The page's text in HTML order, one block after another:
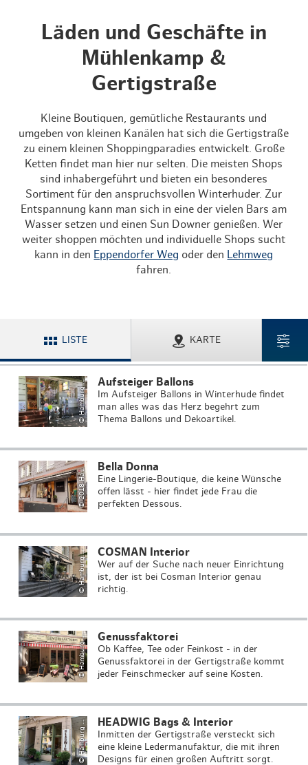
Läden und Geschäfte in
Mühlenkamp &
Gertigstraße
Kleine Boutiquen, gemütliche Restaurants und
umgeben von kleinen Kanälen hat sich die Gertigstraße
zu einem kleinen Shoppingparadies entwickelt. Große
Ketten findet man hier nur selten. Die meisten Shops
sind inhabergeführt und bieten ein besonderes
Sortiment für den anspruchsvollen Winterhuder. Zur
Entspannung kann man sich in eine der vielen Bars am
Wasser setzen und einen Sun Downer genießen. Wer
weiter shoppen möchten und individuelle Shops sucht
kann in den Eppendorfer Weg oder den
Lehmweg
fahren.
LISTE KARTE
©
H
a
m
b
u
r
g
T
o
u
ri
s
m
u
s
G
m
b
H
/
A
n
tj
e
F
o
r
y
t
t
a Aufsteiger Ballons
Im Aufsteiger Ballons in Winterhude findet
man alles was das Herz begehrt zum
Thema Ballons und Dekoartikel.
©
2
0
1
8
H
a
m
b
u
r
g
T
o
u
ri
s
m
u
s
G
m
b
H
J
o
h
a
n
n
a
Ni
c
k
el Bella Donna
Eine Lingerie-Boutique, die keine Wünsche
offen lässt - hier findet jede Frau die
perfekten Dessous.
©
H
a
m
b
u
r
g
T
o
u
ri
s
m
u
s
G
m
b
H
/
A
n
tj
e
F
o
r
y
t
t
a COSMAN Interior
Wer auf der Suche nach neuer Einrichtung
ist, der ist bei Cosman Interior genau
richtig.
©
H
a
m
b
u
r
g
T
o
u
ri
s
m
u
s
G
m
b
H
/
A
n
tj
e
F
o
r
y
t
t
a Genussfaktorei
Ob Kaffee, Tee oder Feinkost - in der
Genussfaktorei in der Gertigstraße kommt
jeder Feinschmecker auf seine Kosten.
©
H
a
m
b
u
r
g
T
o
u
ri
s
m
u
s
G
m
b
H
/
A
n
tj
e
F
o
r
y
t
t
a HEADWIG Bags & Interior
Inmitten der Gertigstraße versteckt sich
eine kleine Ledermanufaktur, die mit ihren
Designs für einen großen Auftritt sorgt.